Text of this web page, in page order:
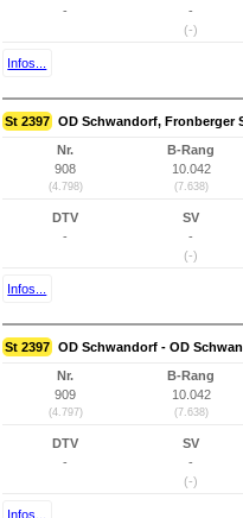
-
-
(-)
Infos...
St 2397 OD Schwandorf, Fronberger
Nr.
908
(4.798)
B-Rang
10.042
(7.638)
DTV
-
SV
-
(-)
Infos...
St 2397 OD Schwandorf - OD
Nr.
909
(4.797)
B-Rang
10.042
(7.638)
DTV
-
SV
-
(-)
Infos...